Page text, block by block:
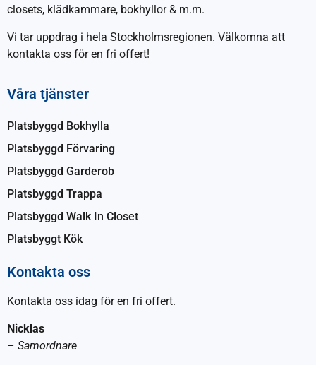
closets, klädkammare, bokhyllor & m.m.
Vi tar uppdrag i hela Stockholmsregionen. Välkomna att
kontakta oss för en fri offert!
Våra tjänster
Platsbyggd Bokhylla
Platsbyggd Förvaring
Platsbyggd Garderob
Platsbyggd Trappa
Platsbyggd Walk In Closet
Platsbyggt Kök
Kontakta oss
Kontakta oss idag för en fri offert.
Nicklas
– Samordnare